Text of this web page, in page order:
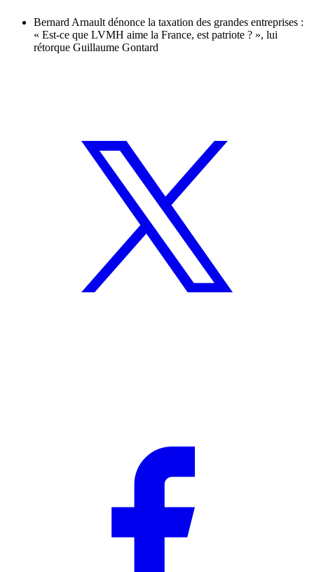
Bernard Arnault dénonce la taxation des grandes entreprises :
« Est-ce que LVMH aime la France, est patriote ? », lui
rétorque Guillaume Gontard